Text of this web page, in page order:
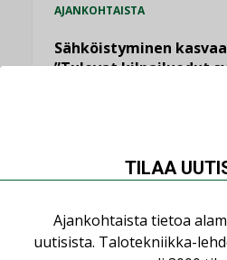
AJANKOHTAISTA
Sähköistyminen
”Tulevat kilpailuedut
LEHDEN ARTIKKELIT
vakiinnuttavat
LEHDEN ARTIKKELIT,
TILAA
Ajankohtaista tietoa
uutisista. Talotekniikka-